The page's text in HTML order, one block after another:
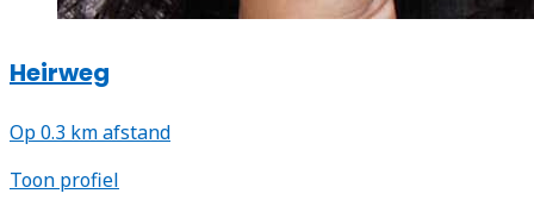
Heirweg
Op 0.3 km afstand
Toon profiel